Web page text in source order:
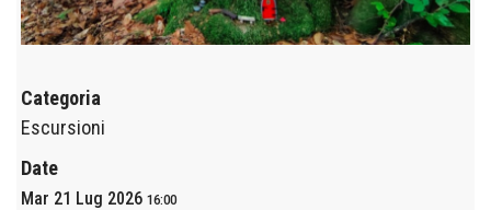
Categoria
Escursioni
Date
Mar 21 Lug 2026 16:00